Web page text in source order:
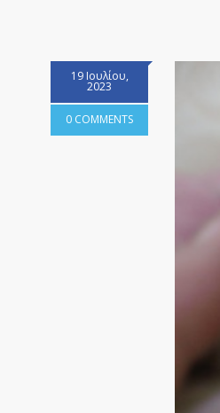
19 Ιουλίου,
2023
0 COMMENTS